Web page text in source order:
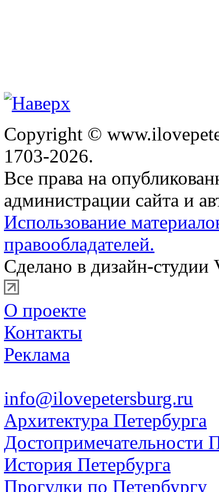
Copyright ©
1703-2026.
Все права на
администрации сайта и
Использование
правообладателей.
Сделано в дизайн-студии
О проекте
Контакты
Реклама
info@ilovepetersburg.ru
Архитектура Петербурга
Достопримечательности
История Петербурга
Прогулки по Петербургу